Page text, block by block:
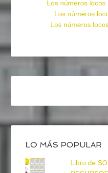
Los números
Los números
Los números
LO MÁS POPULAR
Libro de